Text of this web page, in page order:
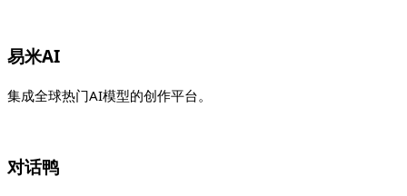
易米AI
集成全球热门AI模型的创作平台。
对话鸭